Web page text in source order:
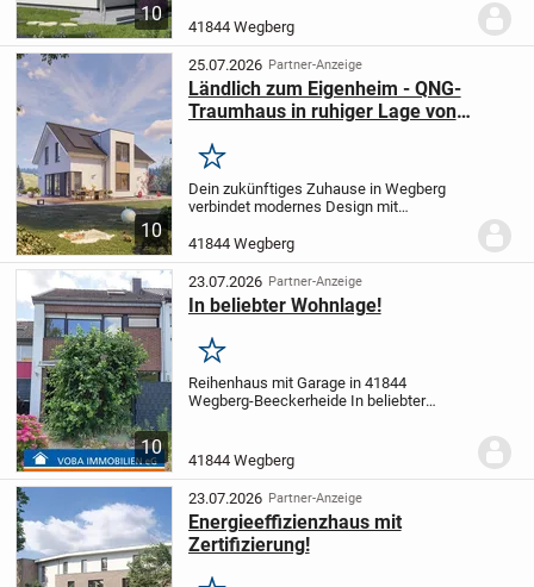
10
Ausstattungsmerkmale sind in unseren
Häusern bereits INKLUSIVE!Zeitgemäßes
Wohnen in...
41844 Wegberg
10
25.07.2026 Partner-Anzeige
Ländlich zum Eigenheim - QNG-
Traumhaus in ruhiger Lage von
Merken
Dein zukünftiges Zuhause in Wegberg
verbindet modernes Design mit
LivingHaus ist ein individuell projektiertes
Fertighaus, das exakt nach deinen
Wünschen und...
41844 Wegberg
10
23.07.2026 Partner-Anzeige
In beliebter Wohnlage!
Merken
Reihenhaus mit Garage in 41844
Wegberg-Beeckerheide In beliebter
Geschäfte des täglichen Bedarfs,
Schulen, Ärzte...
41844 Wegberg
23.07.2026 Partner-Anzeige
Energieeffizienzhaus mit
Zertifizierung!